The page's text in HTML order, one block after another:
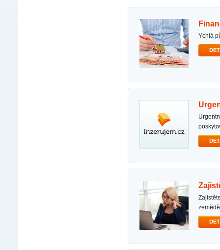
ychlá
urgentní půjčka!!! urgentní půjčka!!! urgentní... na této stránce jsem narazil na tohoto
zajistěte finanční pomoc pokud hledáte spolehlivou půjčku na: - zaplaťte své dluhy nebo účty; -